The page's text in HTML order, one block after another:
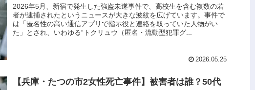
2026年5月、新宿で発生した強盗未遂事件で、高校生を含む複数の若
者が逮捕されたというニュースが大きな波紋を広げています。事件で
は「匿名性の高い通信アプリで指示役と連絡を取っていた人物がい
た」とされ、いわゆる“トクリュウ（匿名・流動型犯罪グ...
2026.05.25
【兵庫・たつの市2女性死亡事件】被害者は誰？50代